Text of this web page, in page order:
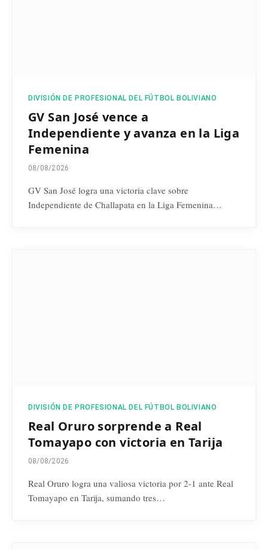
DIVISIÓN DE PROFESIONAL DEL FÚTBOL BOLIVIANO
GV San José vence a
Independiente y avanza en la Liga
Femenina
08/08/2026
GV San José logra una victoria clave sobre
Independiente de Challapata en la Liga Femenina…
DIVISIÓN DE PROFESIONAL DEL FÚTBOL BOLIVIANO
Real Oruro sorprende a Real
Tomayapo con victoria en Tarija
08/08/2026
Real Oruro logra una valiosa victoria por 2-1 ante Real
Tomayapo en Tarija, sumando tres…